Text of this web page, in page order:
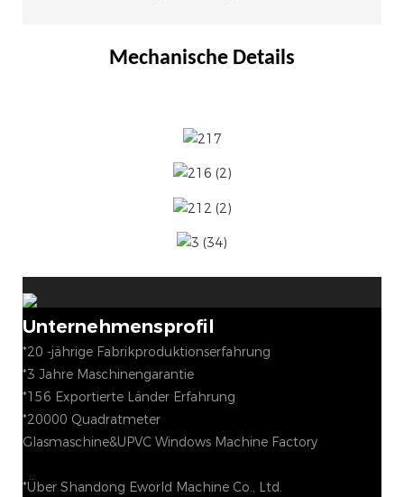
Mechanische Details
Unternehmensprofil
*20 -jährige Fabrikproduktionserfahrung
*3 Jahre Maschinengarantie
*156 Exportierte Länder Erfahrung
*20000 Quadratmeter
Glasmaschine&UPVC Windows Machine Factory
*Über Shandong Eworld Machine Co., Ltd.